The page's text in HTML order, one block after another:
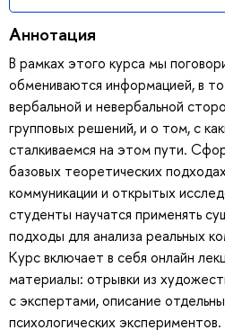
Аннотация
В рамках этого курса мы
обмениваются информацией, в
вербальной и невербальной
групповых решений, и о том, с
сталкиваемся на этом пути.
базовых теоретических
коммуникации и открытых
студенты научатся применять
подходы для анализа реальных
Курс включает в себя онлайн
материалы: отрывки из
с экспертами, описание
психологических